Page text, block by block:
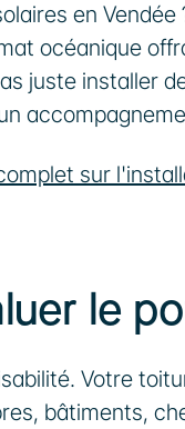
en
océanique
juste installer
sur
le
Votre
bâtiments,